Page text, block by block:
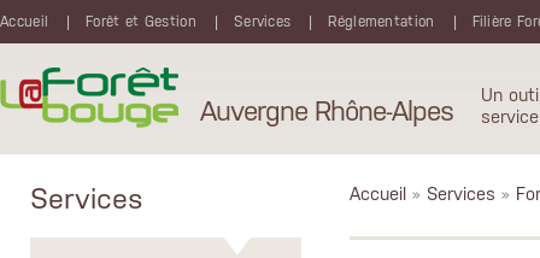
Accueil
Forêt et Gestion Services Réglementation Filière
Auvergne Rhône-Alpes
Un
Services Accueil » Services »